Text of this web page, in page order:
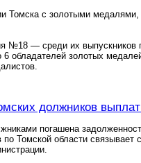
Томска с золотыми
№18 — среди их
золотых
должников
погашена
Томской области связывает